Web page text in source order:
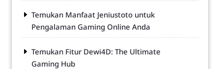
Temukan Manfaat Jeniustoto untuk
Pengalaman Gaming Online Anda
Temukan Fitur Dewi4D: The Ultimate
Gaming Hub